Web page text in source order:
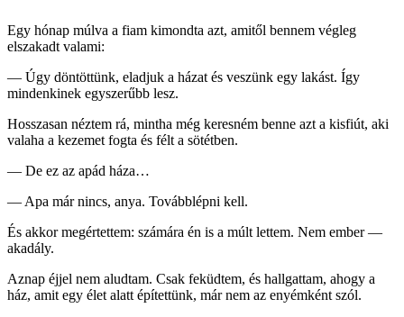
Egy hónap múlva a fiam kimondta azt, amitől bennem végleg
elszakadt valami:
— Úgy döntöttünk, eladjuk a házat és veszünk egy lakást. Így
mindenkinek egyszerűbb lesz.
Hosszasan néztem rá, mintha még keresném benne azt a kisfiút, aki
valaha a kezemet fogta és félt a sötétben.
— De ez az apád háza…
— Apa már nincs, anya. Továbblépni kell.
És akkor megértettem: számára én is a múlt lettem. Nem ember —
akadály.
Aznap éjjel nem aludtam. Csak feküdtem, és hallgattam, ahogy a
ház, amit egy élet alatt építettünk, már nem az enyémként szól.